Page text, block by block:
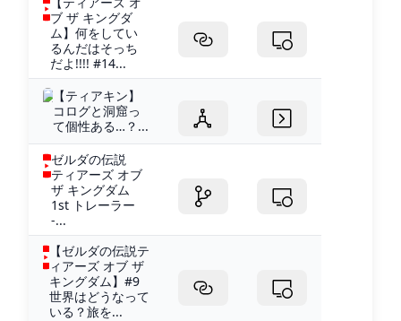
ブ ザ キングダ
ム】何をしてい
るんだはそっち
だよ!!!! #14...
【ティアキン】
コログと洞窟っ
て個性ある…？...
ゼルダの伝説
ティアーズ オブ
ザ キングダム
1st トレーラー
-...
【ゼルダの伝説テ
ィアーズ オブ ザ
キングダム】#9
世界はどうなって
いる？旅を...